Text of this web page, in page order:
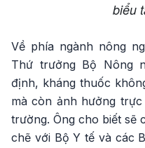
biểu
Về phía ngành nông
Thứ trưởng Bộ Nông
định, kháng thuốc
mà còn ảnh hưởng
trường. Ông cho biết sẽ
chẽ với Bộ Y tế và các